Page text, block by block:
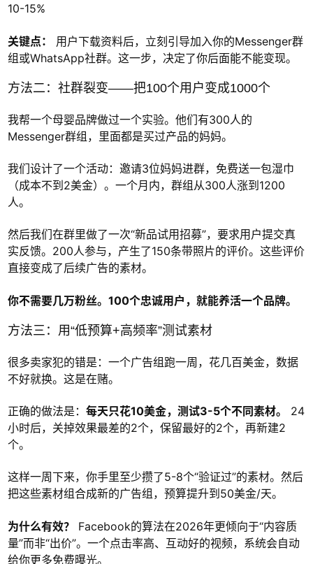
10-15%
关键点：
用户下载资料后，立刻引导加入你的Messenger群
组或WhatsApp社群。这一步，决定了你后面能不能变现。
方法二：社群裂变——把100个用户变成1000个
我帮一个母婴品牌做过一个实验。他们有300人的
Messenger群组，里面都是买过产品的妈妈。
我们设计了一个活动：邀请3位妈妈进群，免费送一包湿巾
（成本不到2美金）。一个月内，群组从300人涨到1200
人。
然后我们在群里做了一次“新品试用招募”，要求用户提交真
实反馈。200人参与，产生了150条带照片的评价。这些评价
直接变成了后续广告的素材。
你不需要几万粉丝。100个忠诚用户，就能养活一个品牌。
方法三：用“低预算+高频率”测试素材
很多卖家犯的错是：一个广告组跑一周，花几百美金，数据
不好就换。这是在赌。
正确的做法是： 每天只花10美金，测试3-5个不同素材。
24
小时后，关掉效果最差的2个，保留最好的2个，再新建2
个。
这样一周下来，你手里至少攒了5-8个“验证过”的素材。然后
把这些素材组合成新的广告组，预算提升到50美金/天。
为什么有效？
Facebook的算法在2026年更倾向于“内容质
量”而非“出价”。一个点击率高、互动好的视频，系统会自动
给你更多免费曝光。